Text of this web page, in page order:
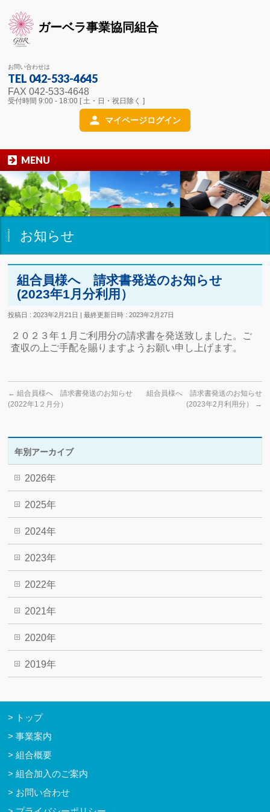
ガーベラ事業協同組合
マイページログイン
お問い合わせは
TEL 042-533-4645
FAX 042-533-4648
受付時間 9:00 - 18:00 [ 土・日・祝日除く ]
MENU
お知らせ
組合員様へ 請求書発送のお知らせ
(2023年1月分利用）
投稿日 : 2023年2月21日 最終更新日時 : 2023年2月27日
２０２３年１月ご利用分の請求書を発送致しました。ご
査収の上ご手配を賜りますようお願い申し上げます。
← 組合員様へ 請求書発送のお知らせ
(2022年1２月分）
組合員様へ 請求書発送のお知らせ
(2023年2月利用分）
→
年別アーカイブ
2026年
2025年
2024年
2023年
2022年
2021年
2020年
2019年
トップ
事業案内
組合概要
組合加入のご案内
お問い合わせ